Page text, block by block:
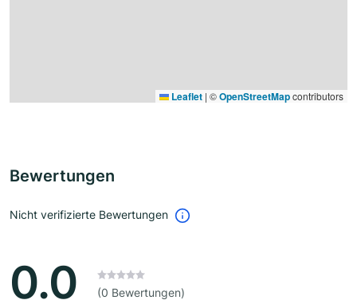
Leaflet | ©OpenStreetMapcontributors
Bewertungen
Nicht verifizierte Bewertungen
0.0 (0 Bewertungen)